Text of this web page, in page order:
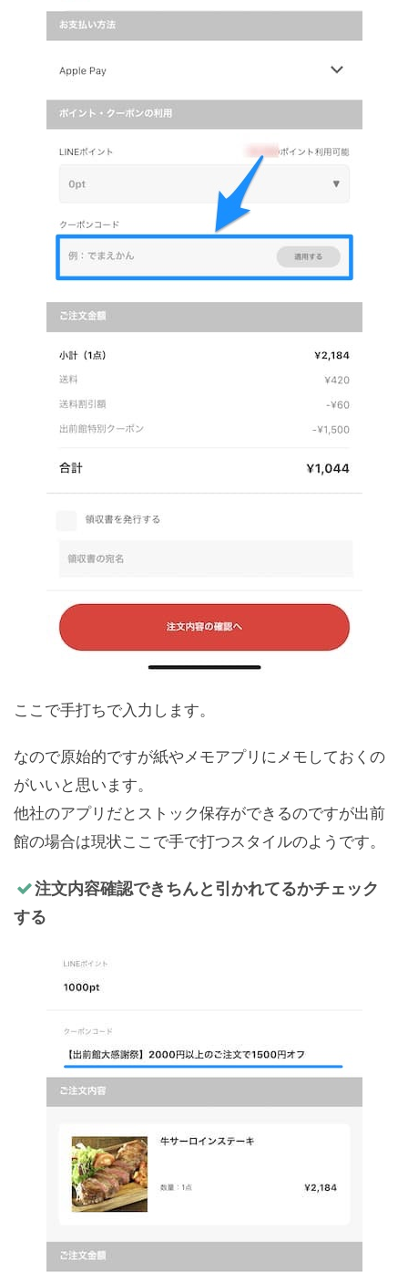
ここで手打ちで入力します。
なので原始的ですが紙やメモアプリにメモしておくの
がいいと思います。
他社のアプリだとストック保存ができるのですが出前
館の場合は現状ここで手で打つスタイルのようです。
注文内容確認できちんと引かれてるかチェック
する